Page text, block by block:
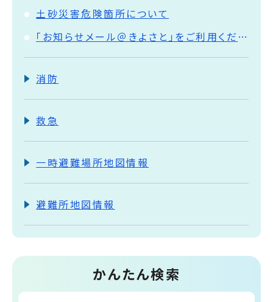
土砂災害危険箇所について
「お知らせメール＠きよさと」をご利用ください
消防
救急
一時避難場所地図情報
避難所地図情報
かんたん検索